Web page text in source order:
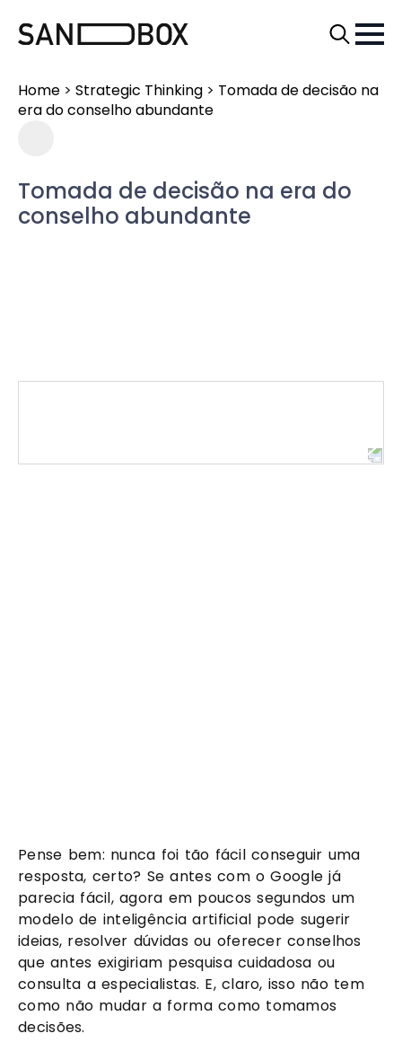
Home > Strategic Thinking > Tomada de decisão na
era do conselho abundante
Tomada de decisão na era do
conselho abundante
Pense bem: nunca foi tão fácil conseguir uma
resposta, certo? Se antes com o Google já
parecia fácil, agora em poucos segundos um
modelo de inteligência artificial pode sugerir
ideias, resolver dúvidas ou oferecer conselhos
que antes exigiriam pesquisa cuidadosa ou
consulta a especialistas. E, claro, isso não tem
como não mudar a forma como tomamos
decisões.